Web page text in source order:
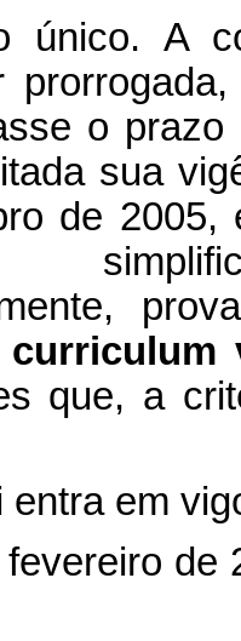
único. A
o
sua
de 2005,
curriculum
que, a
entra em
de